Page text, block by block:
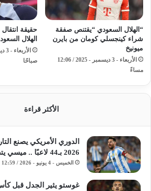
“الهلال السعودي “يقتنص صفقة
شراء كينجسلي كومان من بايرن
ميونيخ
الأربعاء - 3 ديسمبر - 2025 / 12:06
مساءً
حقيقة
الهلال
صباحًا
الأكثر قراءة
الدوري الأمريكي يصنع
2026 بـ44 لاعبًا .. ميسي يتصدر القائمة
الخميس - 4 يونيو - 2026 / 12:59 مساءً
غوستو يثير الجدل قبل